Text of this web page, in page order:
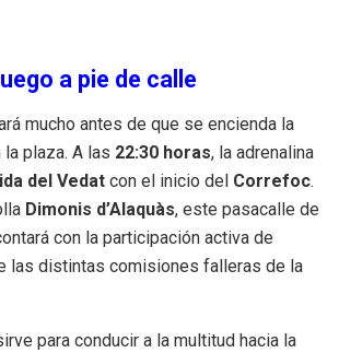
a pie de calle
mucho antes de que se encienda la
plaza. A las 22:30 horas, la adrenalina
del Vedat con el inicio del Correfoc.
Dimonis d’Alaquàs, este pasacalle de
con la participación activa de
las distintas comisiones falleras de la
para conducir a la multitud hacia la